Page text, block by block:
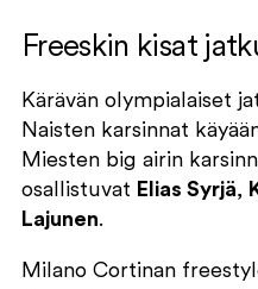
Freeskin kisat
Kärävän olympialaiset
Naisten karsinnat
Miesten big airin
osallistuvat Elias Syrjä,
Lajunen.
Milano Cortinan